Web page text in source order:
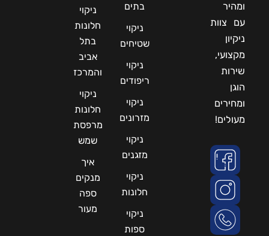
ומהיר
עם צוות
ניקיון
מקצועי,
שירות
הוגן
ומחירים
מעולים!
בתים
ניקוי
שטיחים
ניקוי
ריפודים
ניקוי
מזרונים
ניקוי
מזגנים
ניקוי
חלונות
ניקוי
ספות
ניקוי
חלונות
בתל
אביב
והמרכז
ניקוי
חלונות
מרפסת
שמש
איך
מנקים
ספה
מעור